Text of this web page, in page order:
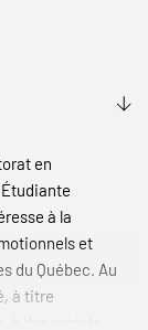
en
à la
et
du Québec. Au
à titre